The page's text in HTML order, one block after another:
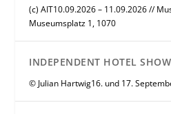
(c) AIT10.09.2026 – 11.09.2026 //
Museumsplatz 1, 1070
INDEPENDENT HOTEL
© Julian Hartwig16. und 17.